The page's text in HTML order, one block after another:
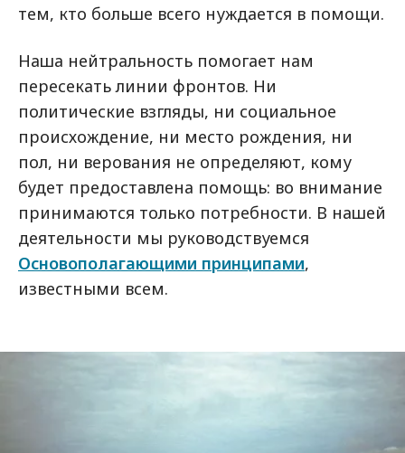
тем, кто больше всего нуждается в помощи.
Наша нейтральность помогает нам
пересекать линии фронтов. Ни
политические взгляды, ни социальное
происхождение, ни место рождения, ни
пол, ни верования не определяют, кому
будет предоставлена помощь: во внимание
принимаются только потребности. В нашей
деятельности мы руководствуемся
Основополагающими принципами,
известными всем.